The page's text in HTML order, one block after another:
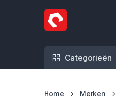
Categorieën
Home Merken